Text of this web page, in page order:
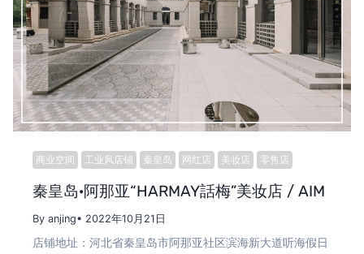
商业空间 工业风店铺 秦皇岛 网红店 美妆店 零售店
秦皇岛·阿那亚“HARMAY話梅”美妆店 / AIM
By anjing• 2022年10月21日
店铺地址：河北省秦皇岛市阿那亚社区滨海新大道听海假日